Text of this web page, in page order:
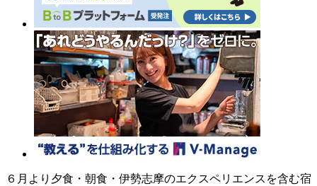
６月より夕食・朝食・伊勢志摩のエクスペリエンスを含む宿